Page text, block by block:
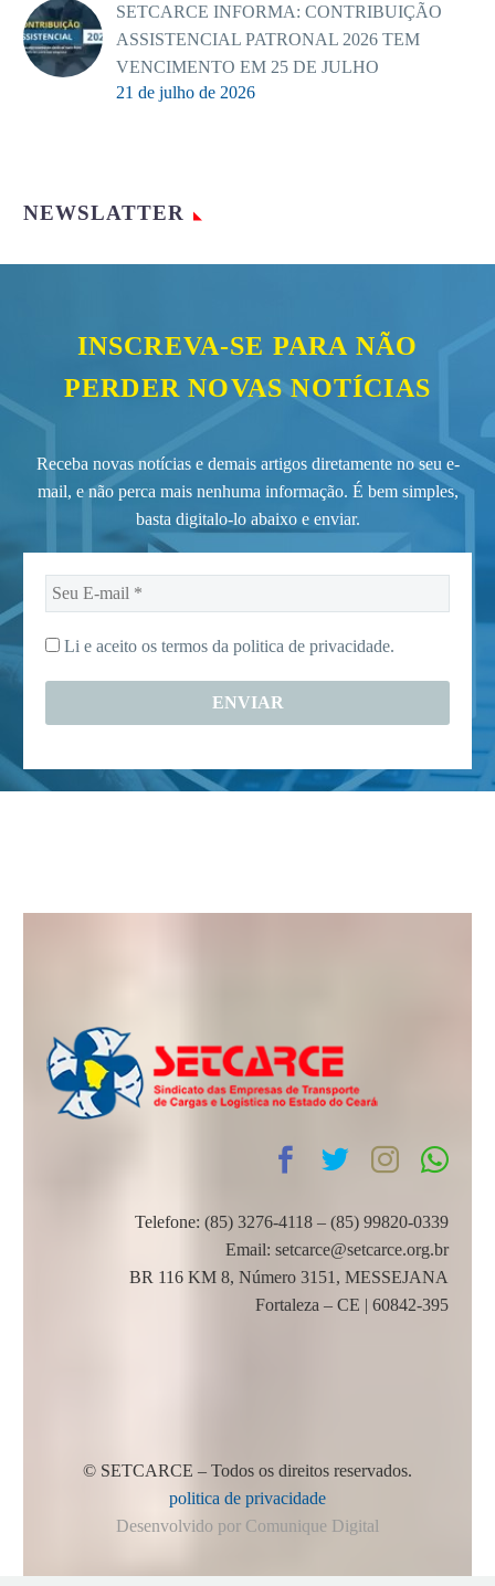
SETCARCE INFORMA: CONTRIBUIÇÃO
ASSISTENCIAL PATRONAL 2026 TEM
VENCIMENTO EM 25 DE JULHO
21 de julho de 2026
NEWSLATTER
INSCREVA-SE PARA NÃO
PERDER NOVAS NOTÍCIAS
Receba novas notícias e demais artigos diretamente no seu e-
mail, e não perca mais nenhuma informação. É bem simples,
basta digitalo-lo abaixo e enviar.
Seu
E-
mail
*
Li e aceito os termos da politica de privacidade.
Telefone: (85) 3276-4118 – (85) 99820-0339
Email: setcarce@setcarce.org.br
BR 116 KM 8, Número 3151, MESSEJANA
Fortaleza – CE | 60842-395
© SETCARCE – Todos os direitos reservados.
politica de privacidade
Desenvolvido por Comunique Digital